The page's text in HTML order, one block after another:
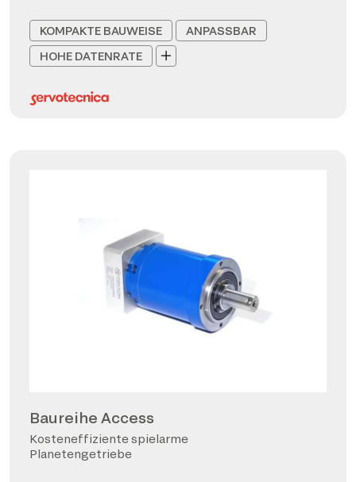
KOMPAKTE BAUWEISE
ANPASSBAR
HOHE DATENRATE
Baureihe Access
Kosteneffiziente spielarme
Planetengetriebe